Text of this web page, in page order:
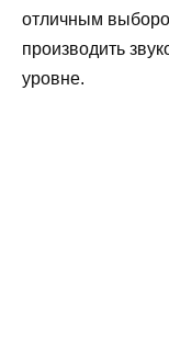
отличным
производить
уровне.